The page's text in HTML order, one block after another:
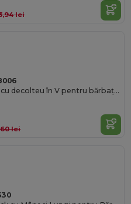
lei
Tricou moale cu decolteu în V pentru bărbați Fashion
lei